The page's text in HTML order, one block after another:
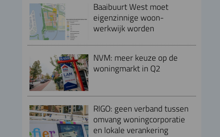
Baaibuurt West moet
eigenzinnige woon-
werkwijk worden
NVM: meer keuze op de
woningmarkt in Q2
RIGO: geen verband tussen
omvang woningcorporatie
en lokale verankering